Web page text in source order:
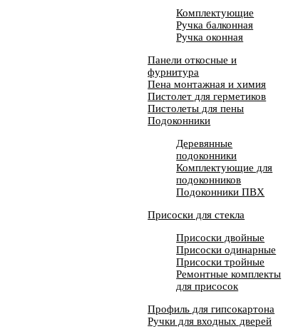
Комплектующие
Ручка балконная
Ручка оконная
Панели откосные и
фурнитура
Пена монтажная и химия
Пистолет для герметиков
Пистолеты для пены
Подоконники
Деревянные
подоконники
Комплектующие для
подоконников
Подоконники ПВХ
Присоски для стекла
Присоски двойные
Присоски одинарные
Присоски тройные
Ремонтные комплекты
для присосок
Профиль для гипсокартона
Ручки для входных дверей